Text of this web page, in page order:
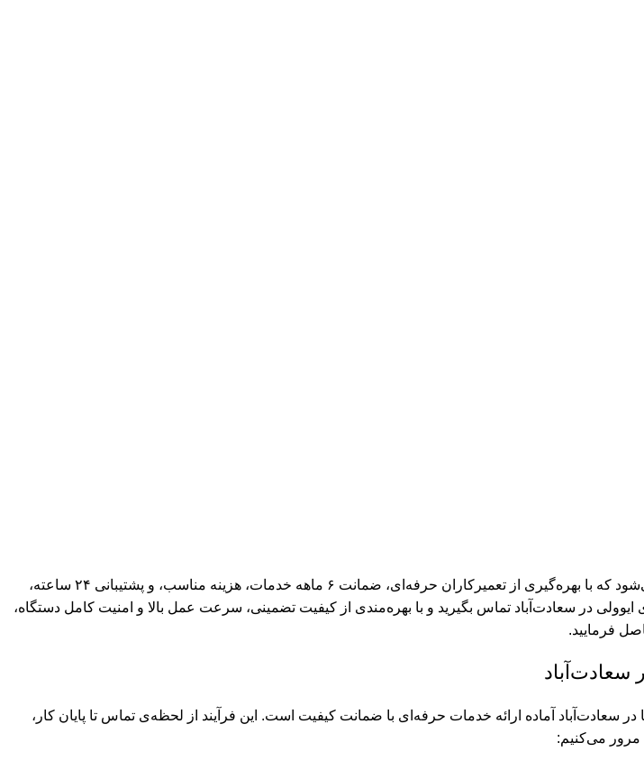
مجموعه شهر سرما یکی از معتبرترین مراکز تخصصی تعمیر کولر گازی در سعادت‌آباد محسوب می‌شود که با بهره‌گیری از تعمیرکاران حرفه‌ای، ضمانت ۶ ماهه خدمات، هزینه‌ مناسب، و پشتیبانی ۲۴ ساعته،
ایوولی در سعادت‌آباد تماس بگیرید و با بهره‌مندی از کیفیت تضمینی، سرعت عمل بالا و امنیت کامل دستگاه،
سعادت‌آباد
آماده ارائه خدمات حرفه‌ای با ضمانت کیفیت است. این فرآیند از لحظه‌ی تماس تا پایان کار،
می‌کنیم: